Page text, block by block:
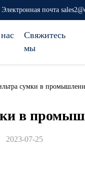
Электронная почта
Свяжитесь
мы
сумки в
в
2023-07-25